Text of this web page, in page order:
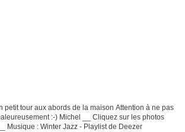
petit tour aux abords de la maison Attention à ne pas
:-) Michel __ Cliquez sur les photos
Musique : Winter Jazz - Playlist de Deezer